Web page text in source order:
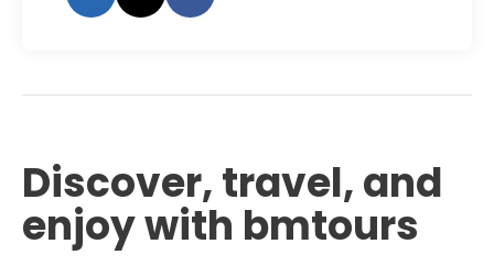
Discover, travel, and
enjoy with bmtours